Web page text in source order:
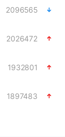
2096565
2026472
1932801
1897483